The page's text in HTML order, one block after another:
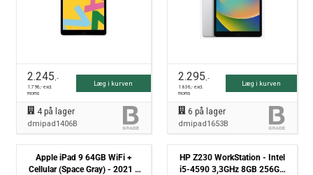
2.245,-
1.796,- excl.
moms
Læg i kurven
4på lager
dmipad1406B
2.295,-
1.836,- excl.
moms
Læg i kurven
6 på lager
dmipad1653B
Apple iPad 9 64GB WiFi +
Cellular (Space Gray) - 2021 -
HP Z230 WorkStation - Intel
i5-4590 3,3GHz 8GB 256GB